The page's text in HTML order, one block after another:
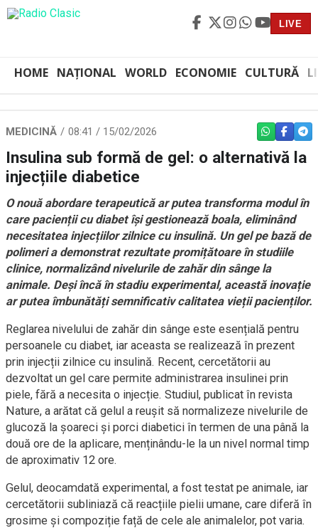
LIVE
HOME NAȚIONAL WORLD ECONOMIE CULTURĂ
MEDICINĂ 08:41 / 15/02/2026 WHATSAPP
Insulina sub formă de gel: o alternativă la
injecțiile diabetice
O nouă abordare terapeutică ar putea transforma modul în
care pacienții cu diabet își gestionează boala, eliminând
necesitatea injecțiilor zilnice cu insulină. Un gel pe bază de
polimeri a demonstrat rezultate promițătoare în studiile
clinice, normalizând nivelurile de zahăr din sânge la
animale. Deși încă în stadiu experimental, această inovație
ar putea îmbunătăți semnificativ calitatea vieții pacienților.
Reglarea nivelului de zahăr din sânge este esențială pentru
persoanele cu diabet, iar aceasta se realizează în prezent
prin injecții zilnice cu insulină. Recent, cercetătorii au
dezvoltat un gel care permite administrarea insulinei prin
piele, fără a necesita o injecție. Studiul, publicat în revista
Nature, a arătat că gelul a reușit să normalizeze nivelurile de
glucoză la șoareci și porci diabetici în termen de una până la
două ore de la aplicare, menținându-le la un nivel normal timp
de aproximativ 12 ore.
Gelul, deocamdată experimental, a fost testat pe animale, iar
cercetătorii subliniază că reacțiile pielii umane, care diferă în
grosime și compoziție față de cele ale animalelor, pot varia.